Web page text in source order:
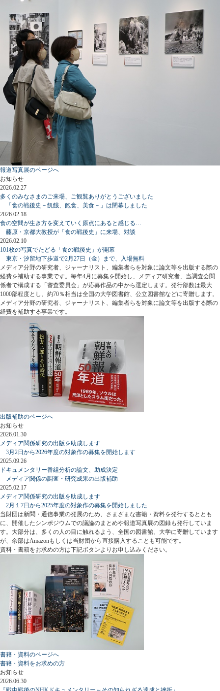
報道写真展のページへ
お知らせ
2026.02.27
多くのみなさまのご来場、ご観覧ありがとうございました
「食の戦後史－飢餓、飽食、美食－」は閉幕しました
2026.02.18
食の空間が生き方を変えていく原点にあると感じる…
藤原・京都大教授が「食の戦後史」に来場、対談
2026.02.10
101枚の写真でたどる「食の戦後史」が開幕
東京・汐留地下歩道で2月27日（金）まで、入場無料
メディア分野の研究者、ジャーナリスト、編集者らを対象に論文等を出版する際の
経費を補助する事業です。毎年4月に募集を開始し、メディア研究者、当調査会関
係者で構成する「審査委員会」が応募作品の中から選定します。発行部数は最大
1000部程度とし、約70％相当は全国の大学図書館、公立図書館などに寄贈します。
メディア分野の研究者、ジャーナリスト、編集者らを対象に論文等を出版する際の
経費を補助する事業です。
出版補助のページへ
お知らせ
2026.01.30
メディア関係研究の出版を助成します
3月2日から2026年度の対象作の募集を開始します
2025.09.26
ドキュメンタリー番組分析の論文、助成決定
メディア関係の調査・研究成果の出版補助
2025.02.17
メディア関係研究の出版を助成します
2月１7日から2025年度の対象作の募集を開始しました
当財団は新聞・通信事業の発展のため、さまざまな書籍・資料を発行するととも
に、開催したシンポジウムでの議論のまとめや報道写真展の図録も発行していま
す。大部分は、多くの人の目に触れるよう、全国の図書館、大学に寄贈しています
が、余部はAmazonもしくは当財団から直接購入することも可能です。
資料・書籍をお求めの方は下記ボタンよりお申し込みください。
書籍・資料のページへ
書籍・資料をお求めの方
お知らせ
2026.06.30